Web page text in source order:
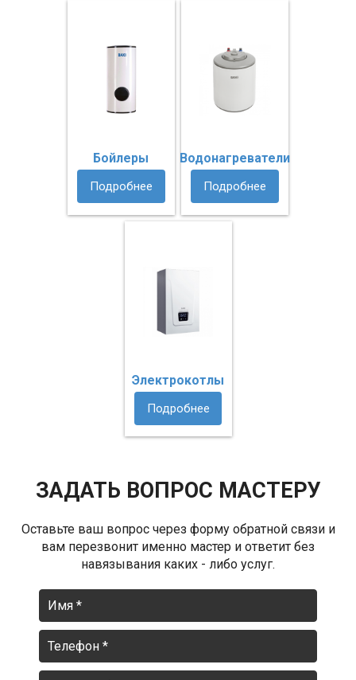
Бойлеры
Подробнее
Водонагреватели
Подробнее
Электрокотлы
Подробнее
ЗАДАТЬ ВОПРОС МАСТЕРУ
Оставьте ваш вопрос через форму обратной связи и
вам перезвонит именно мастер и ответит без
навязывания каких - либо услуг.